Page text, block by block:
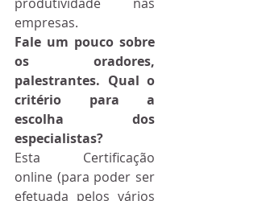
empresas.
Fale um pouco sobre
os oradores,
palestrantes. Qual o
critério para a
escolha dos
especialistas?
Esta Certificação
online (para poder ser
efetuada pelos vários